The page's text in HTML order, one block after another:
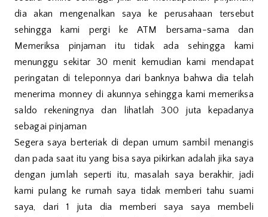
dia akan mengenalkan saya ke perusahaan tersebut
sehingga kami pergi ke ATM bersama-sama dan
Memeriksa pinjaman itu tidak ada sehingga kami
menunggu sekitar 30 menit kemudian kami mendapat
peringatan di teleponnya dari banknya bahwa dia telah
menerima monney di akunnya sehingga kami memeriksa
saldo rekeningnya dan lihatlah 300 juta kepadanya
sebagai pinjaman
Segera saya berteriak di depan umum sambil menangis
dan pada saat itu yang bisa saya pikirkan adalah jika saya
dengan jumlah seperti itu, masalah saya berakhir, jadi
kami pulang ke rumah saya tidak memberi tahu suami
saya, dari 1 juta dia memberi saya saya membeli